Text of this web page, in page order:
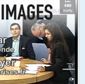
des drones tueurs…